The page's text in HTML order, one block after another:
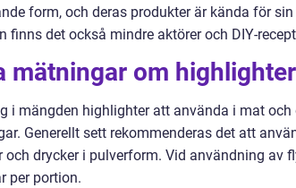
form, och deras produkter är kända för
finns det också mindre aktörer och DIY-
mätningar om highlighter
i mängden highlighter att använda i mat och
Generellt sett rekommenderas det att
drycker i pulverform. Vid användning av
per portion.